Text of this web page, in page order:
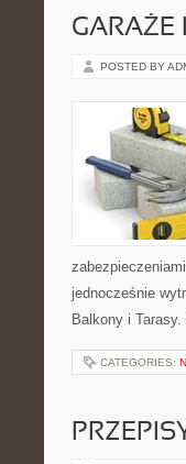
GARAŻE
POSTED BY
jednocześnie
Balkony i
CATEGORIES: